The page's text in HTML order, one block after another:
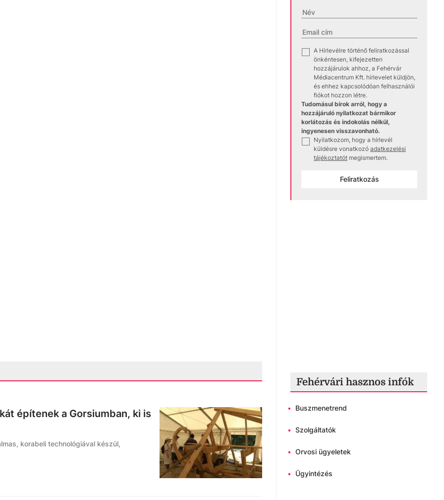
építenek a Gorsiumban, ki is
korabeli technológiával készül,
✓
A Hírlevélre történő feliratkozással
önkéntesen, kifejezetten
hozzájárulok ahhoz, a Fehérvár
Médiacentrum Kft. hírlevelet küldjön,
és ehhez kapcsolódóan felhasználói
fiókot hozzon létre.
Tudomásul bírok arról, hogy a
hozzájáruló nyilatkozat bármikor
korlátozás és indokolás nélkül,
ingyenesen visszavonható.
✓
Nyilatkozom, hogy a hírlevél
küldésre vonatkozó adatkezelési
tájékoztatót megismertem.
Feliratkozás
Fehérvári hasznos infók
• Buszmenetrend
• Szolgáltatók
• Orvosi ügyeletek
• Ügyintézés